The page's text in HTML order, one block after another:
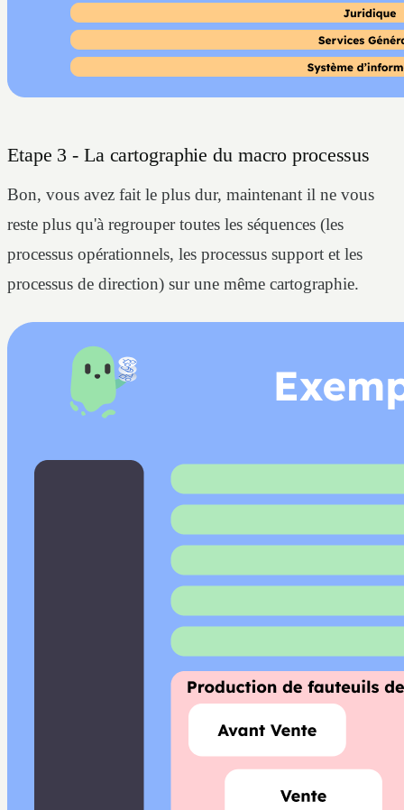
Etape 3 - La cartographie du macro processus
Bon, vous avez fait le plus dur, maintenant il ne vous
reste plus qu'à regrouper toutes les séquences (les
processus opérationnels, les processus support et les
processus de direction) sur une même cartographie.